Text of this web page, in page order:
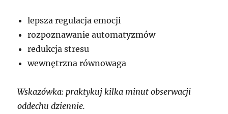
lepsza regulacja emocji
rozpoznawanie automatyzmów
redukcja stresu
wewnętrzna równowaga
Wskazówka: praktykuj kilka minut obserwacji
oddechu dziennie.